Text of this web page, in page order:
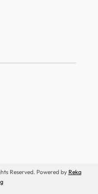
Reserved. Powered by Reka